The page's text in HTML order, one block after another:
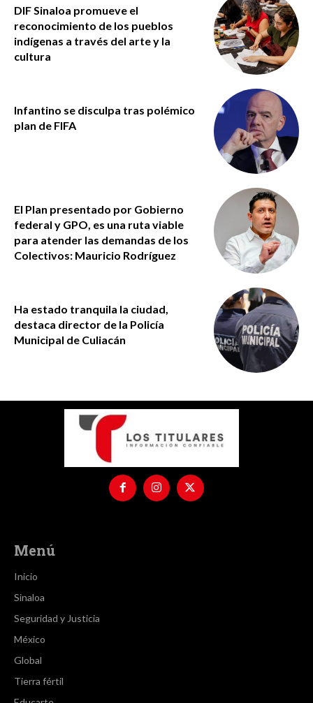
DIF Sinaloa promueve el
reconocimiento de los pueblos
indígenas a través del arte y la
cultura
Infantino se disculpa tras polémico
plan de FIFA
El Plan presentado por Gobierno
federal y GPO, es una ruta viable
para atender las demandas de los
Colectivos: Mauricio Rodríguez
Ha estado tranquila la ciudad,
destaca director de la Policía
Municipal de Culiacán
Menú
Inicio
Sinaloa
Seguridad y Justicia
México
Global
Tierra fértil